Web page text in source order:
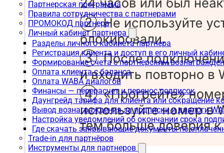
Партнерская программа
Правила сотрудничества с партнерами
ПРОМОКОД партнера
Личный кабинет партнера
Разделы личного кабинета партнера
Регистрация клиента и доступ в его личный
Формирование счета с партнерским
Оплата клиента с баланса
Оплата WABA диалогов
Финансы — перерасчет и перенос подписок
Даунгрейд тарифа для клиента или сокращение
Вывод вознаграждения за подписки и диалоги
Настройка уведомлений об окончании срока
Где скачать закрывающие документы по
Trade-in для партнёров
Инструменты для партнеров